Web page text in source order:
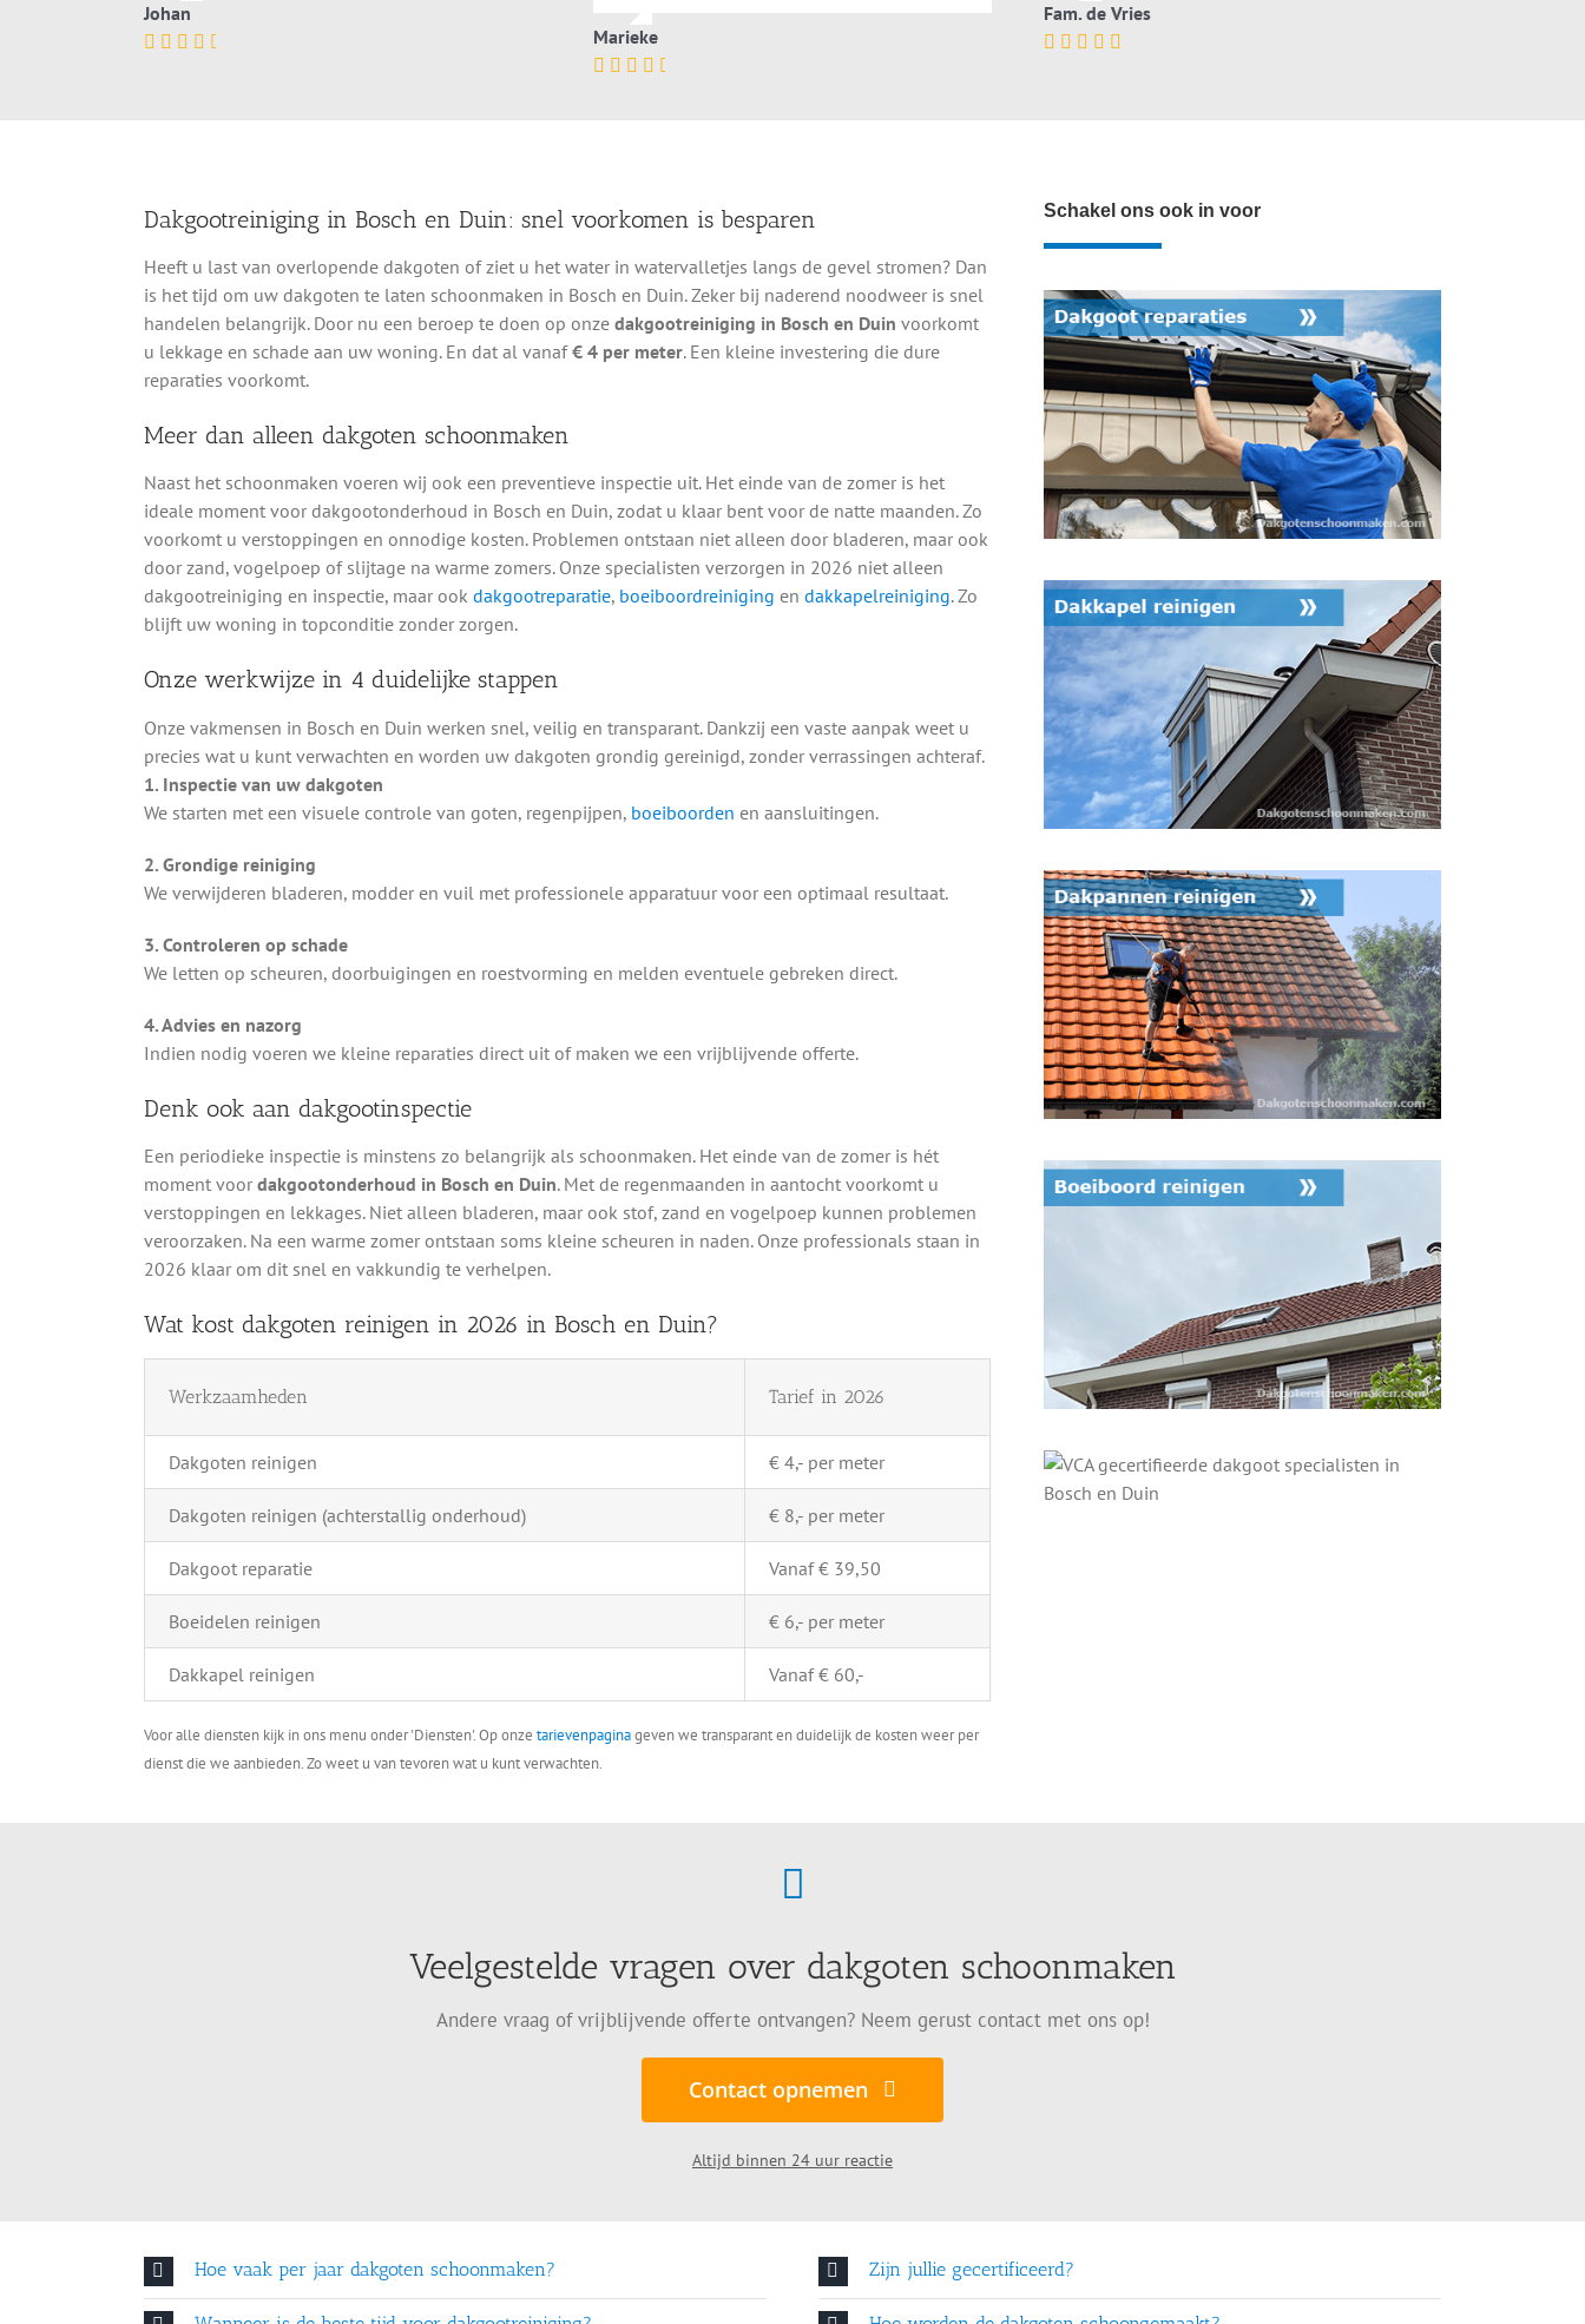
Johan
Marieke
Fam. de Vries
Dakgootreiniging in Bosch en Duin: snel voorkomen is besparen
Heeft u last van overlopende dakgoten of ziet u het water in watervalletjes langs de gevel stromen? Dan
is het tijd om uw dakgoten te laten schoonmaken in Bosch en Duin. Zeker bij naderend noodweer is snel
handelen belangrijk. Door nu een beroep te doen op onze dakgootreiniging in Bosch en Duin voorkomt
u lekkage en schade aan uw woning. En dat al vanaf€ 4 per meter. Een kleine investering die dure
reparaties voorkomt.
Meer dan alleen dakgoten schoonmaken
Naast het schoonmaken voeren wij ook een preventieve inspectie uit. Het einde van de zomer is het
ideale moment voor dakgootonderhoud in Bosch en Duin, zodat u klaar bent voor de natte maanden. Zo
voorkomt u verstoppingen en onnodige kosten. Problemen ontstaan niet alleen door bladeren, maar ook
door zand, vogelpoep of slijtage na warme zomers. Onze specialisten verzorgen in 2026 niet alleen
dakgootreiniging en inspectie, maar ook dakgootreparatie, boeiboordreiniging en dakkapelreiniging. Zo
blijft uw woning in topconditie zonder zorgen.
Onze werkwijze in 4 duidelijke stappen
Onze vakmensen in Bosch en Duin werken snel, veilig en transparant. Dankzij een vaste aanpak weet u
precies wat u kunt verwachten en worden uw dakgoten grondig gereinigd, zonder verrassingen achteraf.
1. Inspectie van uw dakgoten
We starten met een visuele controle van goten, regenpijpen, boeiboorden en aansluitingen.
2. Grondige reiniging
We verwijderen bladeren, modder en vuil met professionele apparatuur voor een optimaal resultaat.
3. Controleren op schade
We letten op scheuren, doorbuigingen en roestvorming en melden eventuele gebreken direct.
4. Advies en nazorg
Indien nodig voeren we kleine reparaties direct uit of maken we een vrijblijvende offerte.
Denk ook aan dakgootinspectie
Een periodieke inspectie is minstens zo belangrijk als schoonmaken. Het einde van de zomer is hét
moment voor dakgootonderhoud in Bosch en Duin. Met de regenmaanden in aantocht voorkomt u
verstoppingen en lekkages. Niet alleen bladeren, maar ook stof, zand en vogelpoep kunnen problemen
veroorzaken. Na een warme zomer ontstaan soms kleine scheuren in naden. Onze professionals staan in
2026 klaar om dit snel en vakkundig te verhelpen.
Wat kost dakgoten reinigen in 2026 in Bosch en Duin?
Werkzaamheden Tarief in 2026
Dakgoten reinigen € 4,- per meter
Dakgoten reinigen (achterstallig onderhoud) € 8,- per meter
Dakgoot reparatie Vanaf € 39,50
Boeidelen reinigen € 6,- per meter
Dakkapel reinigen Vanaf € 60,-
Voor alle diensten kijk in ons menu onder 'Diensten'. Op onze tarievenpaginageven we transparant en duidelijk de kosten weer per
dienst die we aanbieden. Zo weet u van tevoren wat u kunt verwachten.
Schakel ons ook in voor
Veelgestelde vragen over dakgoten schoonmaken
Andere vraag of vrijblijvende offerte ontvangen? Neem gerust contact met ons op!
Contact opnemen
Altijd binnen 24 uur reactie
Hoe vaak per jaar dakgoten schoonmaken? Zijn jullie gecertificeerd?